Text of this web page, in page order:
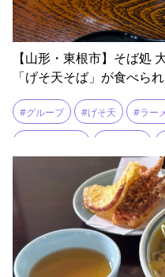
【山形・東根市】そば処
「げそ天そば」が食べら
#グループ #げそ天 #ラー